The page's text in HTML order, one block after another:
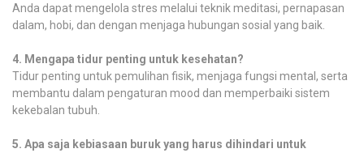
Anda dapat mengelola stres melalui teknik meditasi, pernapasan
dalam, hobi, dan dengan menjaga hubungan sosial yang baik.
4. Mengapa tidur penting untuk kesehatan?
Tidur penting untuk pemulihan fisik, menjaga fungsi mental, serta
membantu dalam pengaturan mood dan memperbaiki sistem
kekebalan tubuh.
5. Apa saja kebiasaan buruk yang harus dihindari untuk